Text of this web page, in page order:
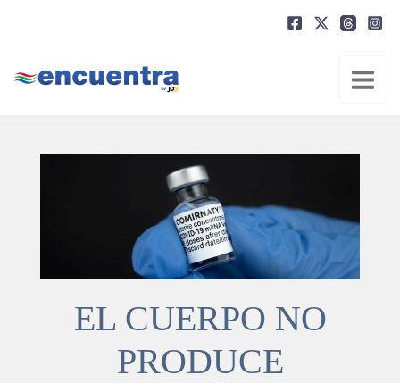
EL CUERPO NO
PRODUCE